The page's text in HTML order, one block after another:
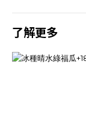
了解更多